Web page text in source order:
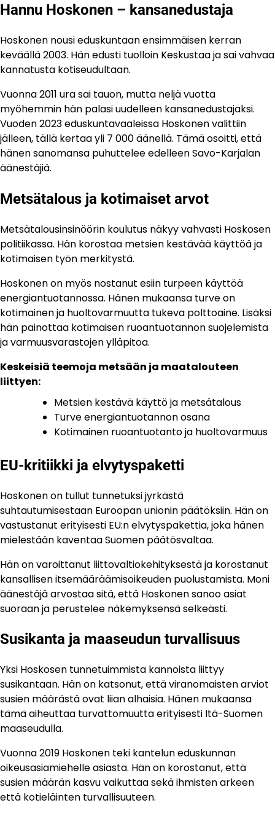
Hannu Hoskonen – kansanedustaja
Hoskonen nousi eduskuntaan ensimmäisen kerran
keväällä 2003. Hän edusti tuolloin Keskustaa ja sai vahvaa
kannatusta kotiseudultaan.
Vuonna 2011 ura sai tauon, mutta neljä vuotta
myöhemmin hän palasi uudelleen kansanedustajaksi.
Vuoden 2023 eduskuntavaaleissa Hoskonen valittiin
jälleen, tällä kertaa yli 7 000 äänellä. Tämä osoitti, että
hänen sanomansa puhuttelee edelleen Savo-Karjalan
äänestäjiä.
Metsätalous ja kotimaiset arvot
Metsätalousinsinöörin koulutus näkyy vahvasti Hoskosen
politiikassa. Hän korostaa metsien kestävää käyttöä ja
kotimaisen työn merkitystä.
Hoskonen on myös nostanut esiin turpeen käyttöä
energiantuotannossa. Hänen mukaansa turve on
kotimainen ja huoltovarmuutta tukeva polttoaine. Lisäksi
hän painottaa kotimaisen ruoantuotannon suojelemista
ja varmuusvarastojen ylläpitoa.
Keskeisiä teemoja metsään ja maatalouteen
liittyen:
Metsien kestävä käyttö ja metsätalous
Turve energiantuotannon osana
Kotimainen ruoantuotanto ja huoltovarmuus
EU-kritiikki ja elvytyspaketti
Hoskonen on tullut tunnetuksi jyrkästä
suhtautumisestaan Euroopan unionin päätöksiin. Hän on
vastustanut erityisesti EU:n elvytyspakettia, joka hänen
mielestään kaventaa Suomen päätösvaltaa.
Hän on varoittanut liittovaltiokehityksestä ja korostanut
kansallisen itsemääräämisoikeuden puolustamista. Moni
äänestäjä arvostaa sitä, että Hoskonen sanoo asiat
suoraan ja perustelee näkemyksensä selkeästi.
Susikanta ja maaseudun turvallisuus
Yksi Hoskosen tunnetuimmista kannoista liittyy
susikantaan. Hän on katsonut, että viranomaisten arviot
susien määrästä ovat liian alhaisia. Hänen mukaansa
tämä aiheuttaa turvattomuutta erityisesti Itä-Suomen
maaseudulla.
Vuonna 2019 Hoskonen teki kantelun eduskunnan
oikeusasiamiehelle asiasta. Hän on korostanut, että
susien määrän kasvu vaikuttaa sekä ihmisten arkeen
että kotieläinten turvallisuuteen.